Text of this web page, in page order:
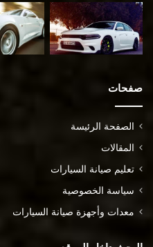
صفحات
الصفحة الرئيسة
المقالات
تعليم صيانة السيارات
سياسة الخصوصية
معدات وأجهزة صيانة السيارات